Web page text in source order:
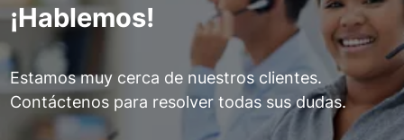
¡Hablemos!
Estamos muy cerca de nuestros clientes.
Contáctenos para resolver todas sus dudas.